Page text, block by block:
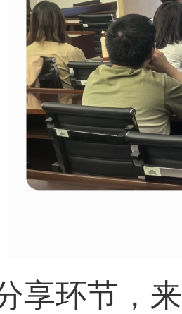
享环节，